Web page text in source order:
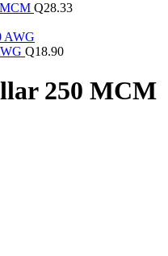
Q28.33
Q18.90
250 MCM